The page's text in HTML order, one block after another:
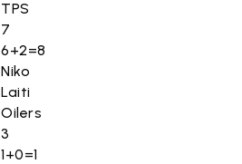
TPS
7
6+2=8
Niko
Laiti
Oilers
3
1+0=1